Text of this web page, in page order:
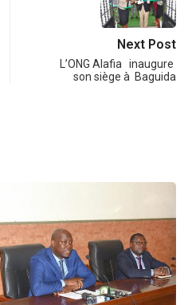
Next Post
L’ONG Alafia inaugure
son siège à Baguida